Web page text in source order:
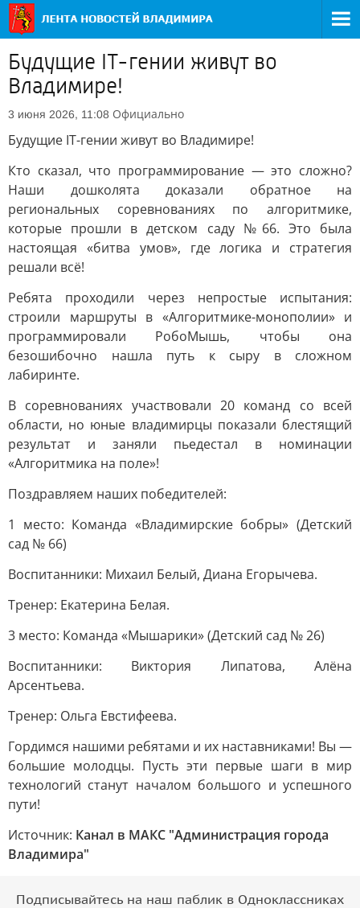
Будущие IT-гении живут во
Владимире!
3 июня 2026, 11:08 Официально
Будущие IT-гении живут во Владимире!
Кто сказал, что программирование — это сложно?
Наши дошколята доказали обратное на
региональных соревнованиях по алгоритмике,
которые прошли в детском саду №66. Это была
настоящая «битва умов», где логика и стратегия
решали всё!
Ребята проходили через непростые испытания:
строили маршруты в «Алгоритмике-монополии» и
программировали РобоМышь, чтобы она
безошибочно нашла путь к сыру в сложном
лабиринте.
В соревнованиях участвовали 20 команд со всей
области, но юные владимирцы показали блестящий
результат и заняли пьедестал в номинации
«Алгоритмика на поле»!
Поздравляем наших победителей:
1 место: Команда «Владимирские бобры» (Детский
сад № 66)
Воспитанники: Михаил Белый, Диана Егорычева.
Тренер: Екатерина Белая.
3 место: Команда «Мышарики» (Детский сад № 26)
Воспитанники: Виктория Липатова, Алёна
Арсентьева.
Тренер: Ольга Евстифеева.
Гордимся нашими ребятами и их наставниками! Вы —
большие молодцы. Пусть эти первые шаги в мир
технологий станут началом большого и успешного
пути!
Источник: Канал в МАКС "Администрация города
Владимира"
Подписывайтесь на наш паблик в Одноклассниках